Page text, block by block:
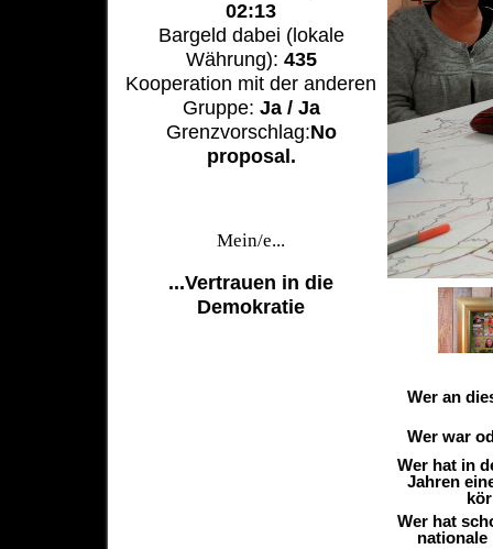
02:13
Bargeld dabei (lokale
Währung): 435
Kooperation mit der anderen
Gruppe: Ja / Ja
Grenzvorschlag:No
proposal.
Mein/e...
...Vertrauen in die
Demokratie
Wer an
Wer war
Wer hat in
Jahren
Wer hat